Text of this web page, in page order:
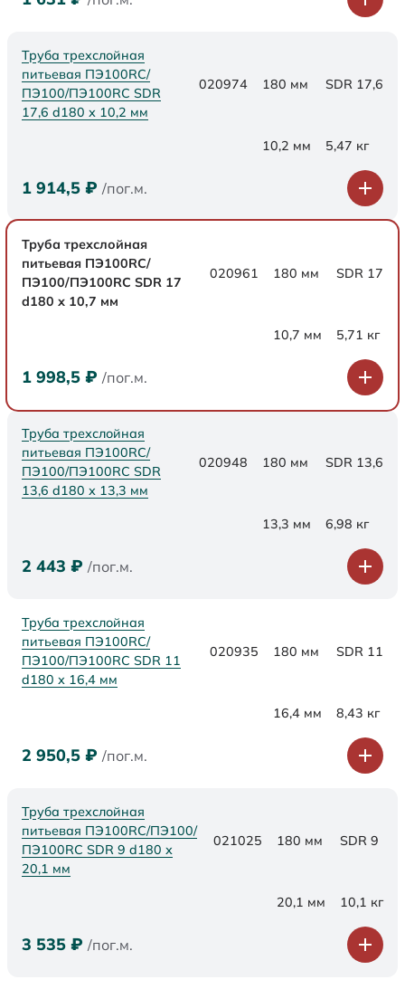
Труба трехслойная
питьевая ПЭ100RC/
ПЭ100/ПЭ100RC SDR
17,6 d180 х 10,2 мм
020974 180 мм SDR 17,6
10,2 мм 5,47 кг
1 914,5 ₽ /пог.м.
Труба трехслойная
питьевая ПЭ100RC/
ПЭ100/ПЭ100RC SDR 17
d180 х 10,7 мм
020961 180 мм SDR 17
10,7 мм 5,71 кг
1 998,5 ₽ /пог.м.
Труба трехслойная
питьевая ПЭ100RC/
ПЭ100/ПЭ100RC SDR
13,6 d180 х 13,3 мм
020948 180 мм SDR 13,6
13,3 мм 6,98 кг
2 443 ₽ /пог.м.
Труба трехслойная
питьевая ПЭ100RC/
ПЭ100/ПЭ100RC SDR 11
d180 х 16,4 мм
020935 180 мм SDR 11
16,4 мм 8,43 кг
2 950,5 ₽ /пог.м.
Труба трехслойная
питьевая ПЭ100RC/ПЭ100/
ПЭ100RC SDR 9 d180 х
20,1 мм
021025 180 мм SDR 9
20,1 мм 10,1 кг
3 535 ₽ /пог.м.